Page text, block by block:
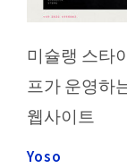
미슐랭 스타
프가 운영하
웹사이트
Yoso